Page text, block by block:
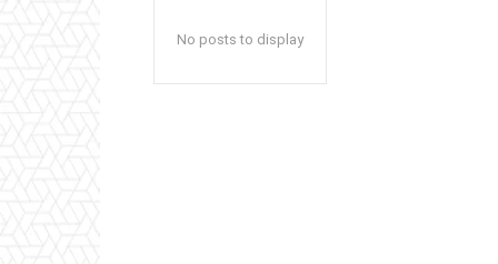
No posts to display